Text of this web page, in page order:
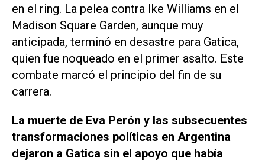
en el ring. La pelea contra Ike Williams en el
Madison Square Garden, aunque muy
anticipada, terminó en desastre para Gatica,
quien fue noqueado en el primer asalto. Este
combate marcó el principio del fin de su
carrera.
La muerte de Eva Perón y las subsecuentes
transformaciones políticas en Argentina
dejaron a Gatica sin el apoyo que había